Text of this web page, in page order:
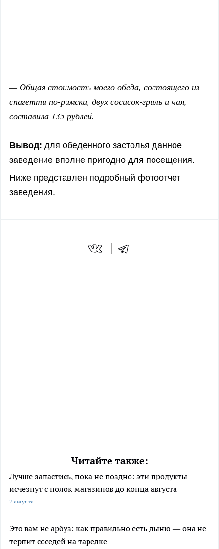
— Общая стоимость моего обеда, состоящего из
спагетти по-римски, двух сосисок-гриль и чая,
составила 135 рублей.
Вывод: для обеденного застолья данное
заведение вполне пригодно для посещения.
Ниже представлен подробный фотоотчет
заведения.
Читайте также:
Лучше запастись, пока не поздно: эти продукты
исчезнут с полок магазинов до конца августа
7 августа
Это вам не арбуз: как правильно есть дыню — она не
терпит соседей на тарелке